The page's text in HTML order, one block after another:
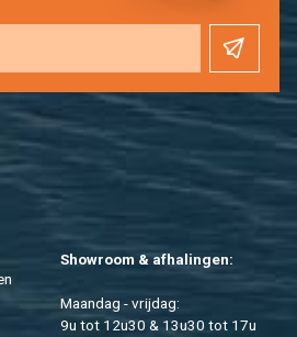
Show­room & af­ha­lin­gen:
Maan­dag - vrij­dag:
9u tot 12u30 & 13u30 tot 17u